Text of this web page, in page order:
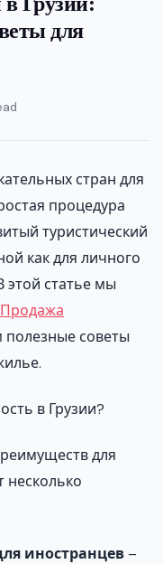
для
стран для
процедура
туристический
как для личного
этой статье мы
Продажа
полезные советы
в Грузии?
для
несколько
иностранцев –